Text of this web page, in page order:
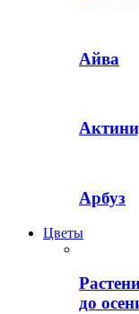
Айва
Арбуз
Цветы
до